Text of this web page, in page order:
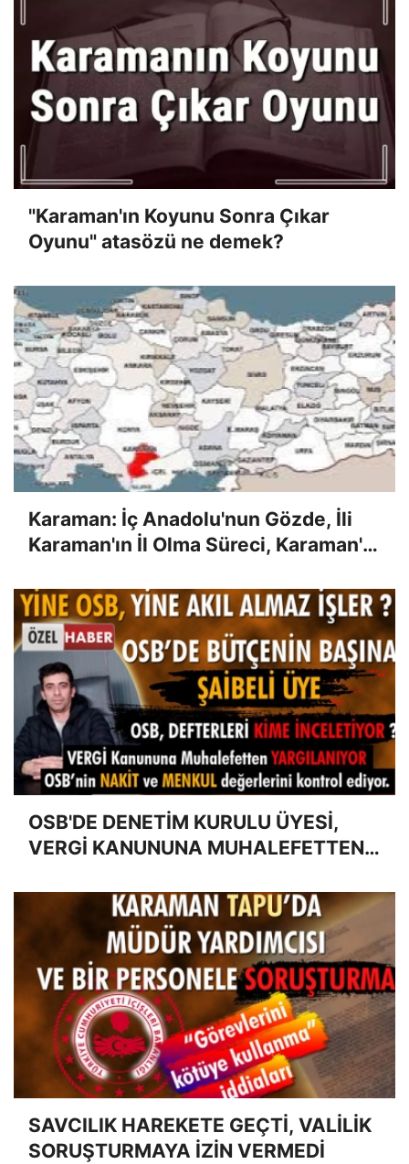
"Karaman'ın Koyunu Sonra Çıkar
Oyunu" atasözü ne demek?
Karaman: İç Anadolu'nun Gözde, İli
Karaman'ın İl Olma Süreci, Karaman'ın
OSB'DE DENETİM KURULU ÜYESİ,
VERGİ KANUNUNA MUHALEFETTEN
SAVCILIK HAREKETE GEÇTİ, VALİLİK
SORUŞTURMAYA İZİN VERMEDİ